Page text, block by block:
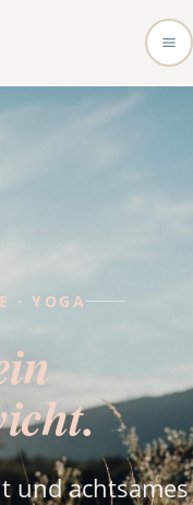
· YOGA
und achtsames